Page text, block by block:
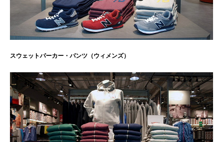
スウェットパーカー・パンツ（ウィメンズ）